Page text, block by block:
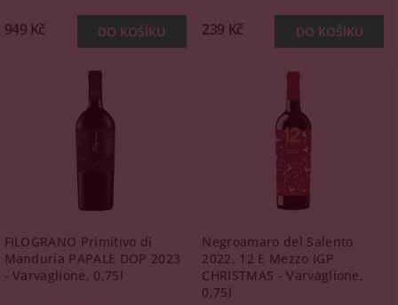
949 Kč 239 Kč
FILOGRANO Primitivo di
Manduria PAPALE DOP 2023
- Varvaglione, 0,75l
Negroamaro del Salento
2022, 12 E Mezzo IGP
CHRISTMAS - Varvaglione,
0,75l